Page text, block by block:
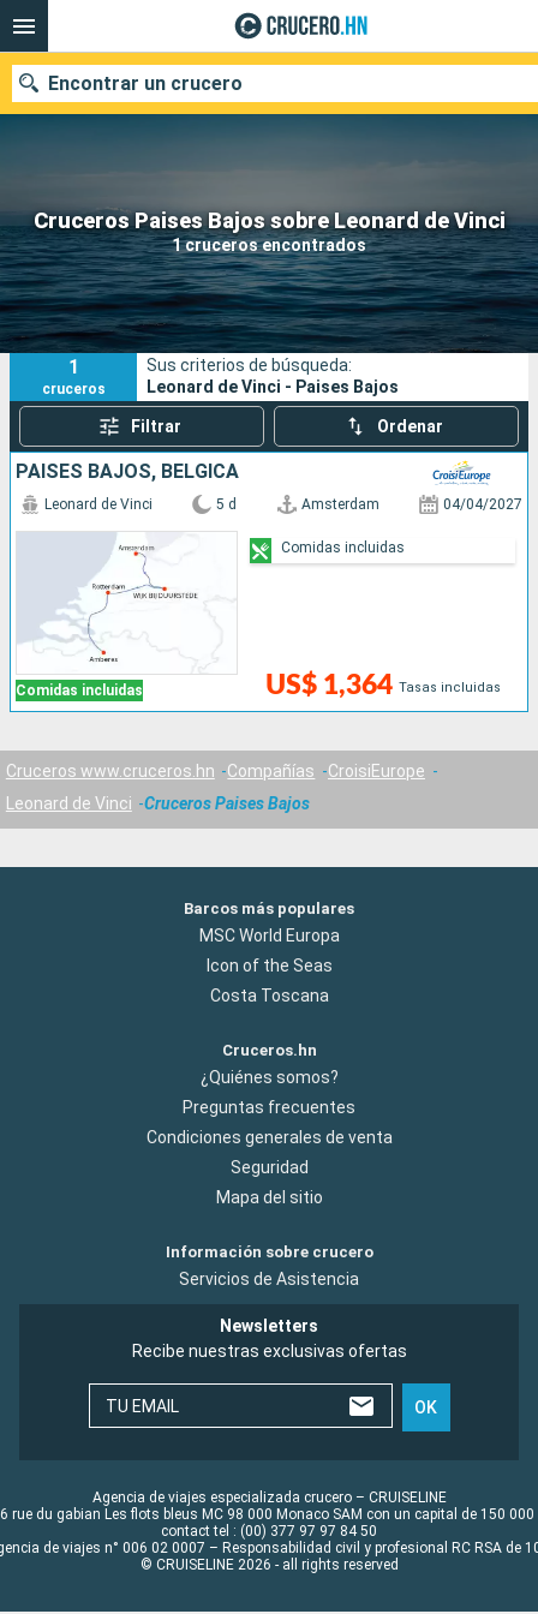
Cruceros Paises Bajos sobre Leonard de Vinci
1 cruceros encontrados
Encontrar un crucero
Nuestros destinos
Fecha de salida
Puertos Compañías
Buscar
1
cruceros
Sus criterios de búsqueda:
Leonard de Vinci - Paises Bajos
Filtrar Ordenar
PAISES BAJOS, BÉLGICA
Comidas incluidas
Leonard de Vinci 5 d Amsterdam 04/04/2027
US$ 1,364 Tasas incluidas
Comidas incluidas
Cruceros www.cruceros.hn Compañías
CroisiEurope
Leonard de Vinci
Cruceros Paises Bajos
Barcos más populares
MSC World Europa
Icon of the Seas
Costa Toscana
Cruceros.hn
¿Quiénes somos?
Preguntas frecuentes
Condiciones generales de venta
Seguridad
Mapa del sitio
Información sobre crucero
Servicios de Asistencia
Newsletters
Recibe nuestras exclusivas ofertas
TU EMAIL OK
Agencia de viajes especializada crucero – CRUISELINE
rue du gabian Les flots bleus MC 98 000 Monaco SAM con un capital de 150 000
contact tel : (00) 377 97 97 84 50
de viajes n° 006 02 0007 – Responsabilidad civil y profesional RC RSA de
© CRUISELINE 2026 - all rights reserved